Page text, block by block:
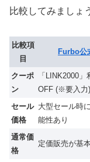
比較してみましょ
比較項
目
Furbo公
クーポ
ン
「LINK2000
OFF (※要入力)
セール
価格
大型セール時
能性あり
通常価
格
定価販売が基